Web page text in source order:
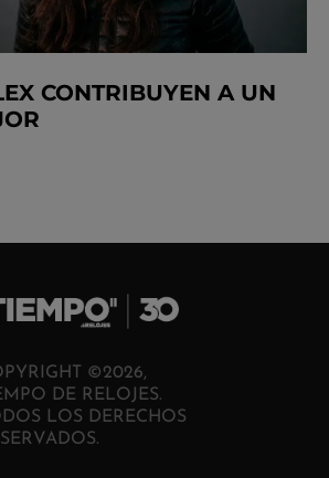
CONTRIBUYEN A UN
©2026,
DE RELOJES.
LOS DERECHOS